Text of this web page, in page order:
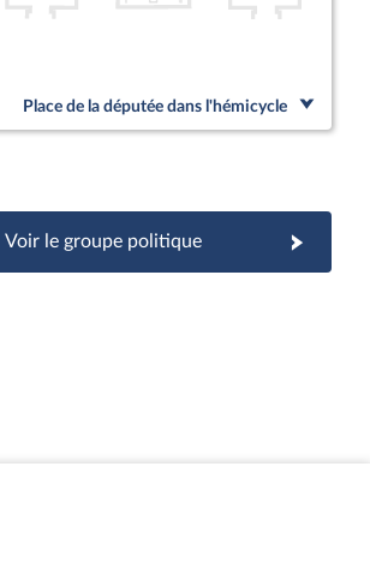
Place de la députée dans l'hémicycle
Voir le groupe politique